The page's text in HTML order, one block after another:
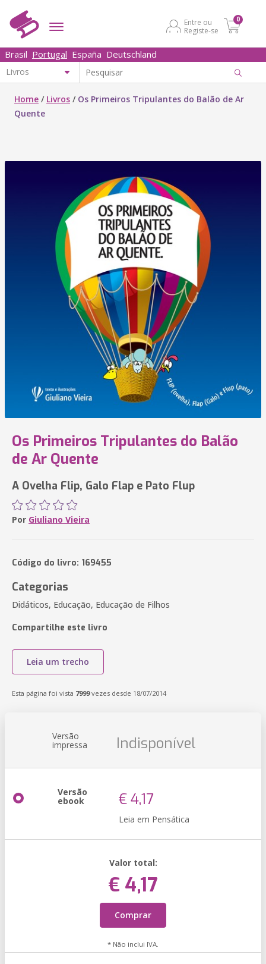
Entre ou
Registe-se
0
Brasil Portugal España Deutschland
Home / Livros / Os Primeiros Tripulantes do Balão de Ar
Quente
Os Primeiros Tripulantes do Balão
de Ar Quente
A Ovelha Flip, Galo Flap e Pato Flup
Por Giuliano Vieira
Código do livro: 169455
Categorias
Didáticos, Educação, Educação de Filhos
Compartilhe este livro
Leia um trecho
Esta página foi vista 7999vezes desde 18/07/2014
Versão
impressa Indisponível
Versão
ebook € 4,17
Leia em Pensática
Valor total:
€ 4,17
Comprar
* Não inclui IVA.